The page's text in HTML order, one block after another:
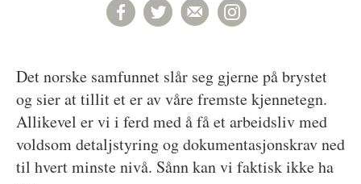
Det norske samfunnet slår seg gjerne på brystet
og sier at tillit et er av våre fremste kjennetegn.
Allikevel er vi i ferd med å få et arbeidsliv med
voldsom detaljstyring og dokumentasjonskrav ned
til hvert minste nivå. Sånn kan vi faktisk ikke ha